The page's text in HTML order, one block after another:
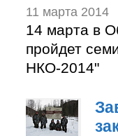
11 марта 2014
14 марта в
пройдет
НКО-2014"